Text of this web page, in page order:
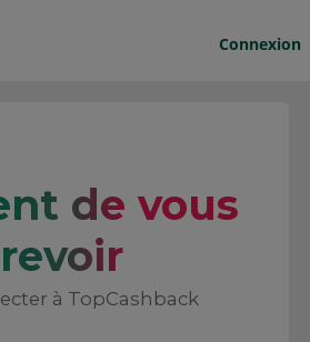
Connexion
de vous
revoir
à TopCashback